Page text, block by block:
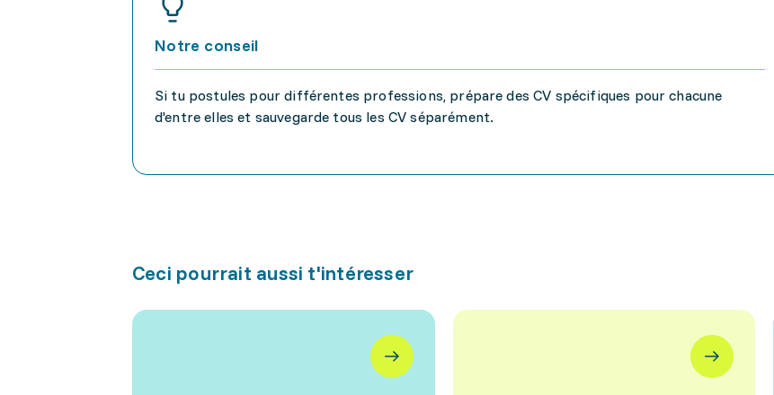
Notre conseil
Si tu postules pour différentes professions, prépare des CV spécifiques pour chacune
d'entre elles et sauvegarde tous les CV séparément.
Ceci pourrait aussi t'intéresser